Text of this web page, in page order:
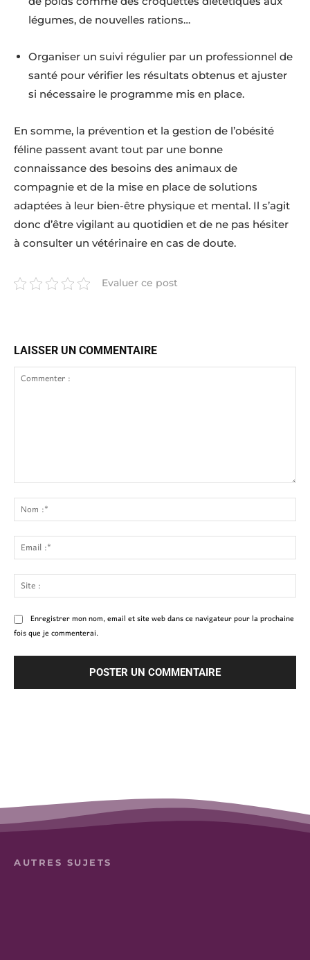
légumes, de nouvelles rations…
Organiser un suivi régulier par un professionnel de
santé pour vérifier les résultats obtenus et ajuster
si nécessaire le programme mis en place.
En somme, la prévention et la gestion de l’obésité
féline passent avant tout par une bonne
connaissance des besoins des animaux de
compagnie et de la mise en place de solutions
adaptées à leur bien-être physique et mental. Il s’agit
donc d’être vigilant au quotidien et de ne pas hésiter
à consulter un vétérinaire en cas de doute.
Evaluer ce post
LAISSER UN COMMENTAIRE
:
:*
:*
:
Enregistrer mon nom, email et site web dans ce navigateur pour la prochaine
fois que je commenterai.
AUTRES SUJETS